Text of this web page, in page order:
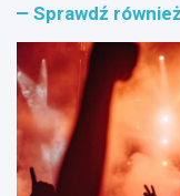
z
e
m
c
j
e
i
l
i
j
a
n
Sprawdź również